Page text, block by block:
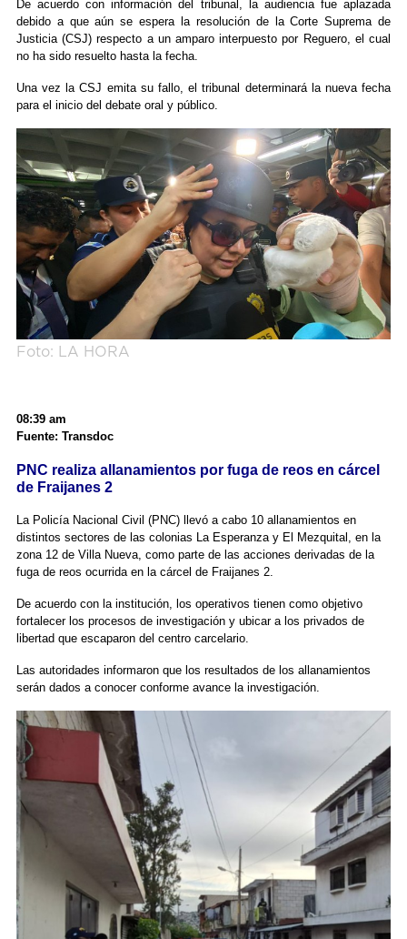
De acuerdo con información del tribunal, la audiencia fue aplazada
debido a que aún se espera la resolución de la Corte Suprema de
Justicia (CSJ) respecto a un amparo interpuesto por Reguero, el cual
no ha sido resuelto hasta la fecha.
Una vez la CSJ emita su fallo, el tribunal determinará la nueva fecha
para el inicio del debate oral y público.
Foto: LA HORA
08:39 am
Fuente: Transdoc
PNC realiza allanamientos por fuga de reos en cárcel
de Fraijanes 2
La Policía Nacional Civil (PNC) llevó a cabo 10 allanamientos en
distintos sectores de las colonias La Esperanza y El Mezquital, en la
zona 12 de Villa Nueva, como parte de las acciones derivadas de la
fuga de reos ocurrida en la cárcel de Fraijanes 2.
De acuerdo con la institución, los operativos tienen como objetivo
fortalecer los procesos de investigación y ubicar a los privados de
libertad que escaparon del centro carcelario.
Las autoridades informaron que los resultados de los allanamientos
serán dados a conocer conforme avance la investigación.